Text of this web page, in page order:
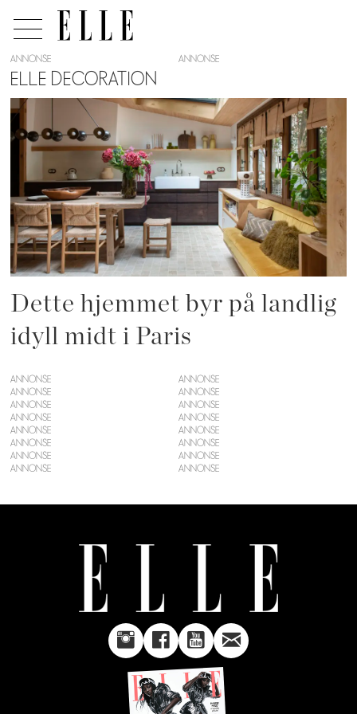
Tag:
restaurering
ANNONSE
ELLE DECORATION
Dette hjemmet byr på landlig
idyll midt i Paris
ANNONSE
ANNONSE
ANNONSE
ANNONSE
ANNONSE
ANNONSE
ANNONSE
ANNONSE